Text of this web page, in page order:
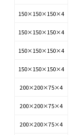
150×150×150×4
150×150×150×4
150×150×150×4
150×150×150×4
200×200×75×4
200×200×75×4
200×200×75×4